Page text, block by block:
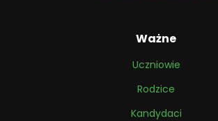
Ważne
Uczniowie
Rodzice
Kandydaci